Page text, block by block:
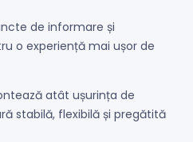
de informare și
o experiență mai ușor de
atât ușurința de
stabilă, flexibilă și pregătită